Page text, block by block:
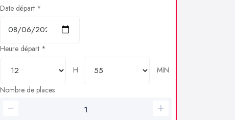
Date départ *
Heure départ *
H
MIN
Nombre de places